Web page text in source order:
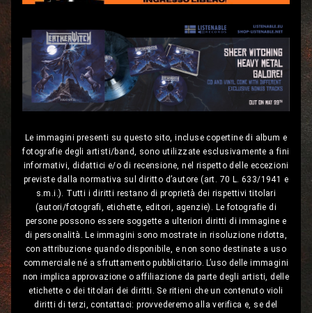
Le immagini presenti su questo sito, incluse copertine di album e
fotografie degli artisti/band, sono utilizzate esclusivamente a fini
informativi, didattici e/o di recensione, nel rispetto delle eccezioni
previste dalla normativa sul diritto d’autore (art. 70 L. 633/1941 e
s.m.i.). Tutti i diritti restano di proprietà dei rispettivi titolari
(autori/fotografi, etichette, editori, agenzie). Le fotografie di
persone possono essere soggette a ulteriori diritti di immagine e
di personalità. Le immagini sono mostrate in risoluzione ridotta,
con attribuzione quando disponibile, e non sono destinate a uso
commerciale né a sfruttamento pubblicitario. L’uso delle immagini
non implica approvazione o affiliazione da parte degli artisti, delle
etichette o dei titolari dei diritti. Se ritieni che un contenuto violi
diritti di terzi, contattaci: provvederemo alla verifica e, se del